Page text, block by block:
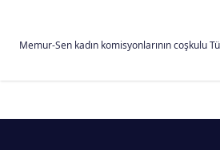
Memur-Sen kadın komisyonlarının coşkulu